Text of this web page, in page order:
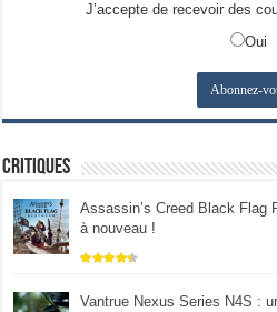
J’accepte de recevoir des
Oui
Critiques
Assassin’s Creed Black Flag
à nouveau !
Vantrue Nexus Series N4S :